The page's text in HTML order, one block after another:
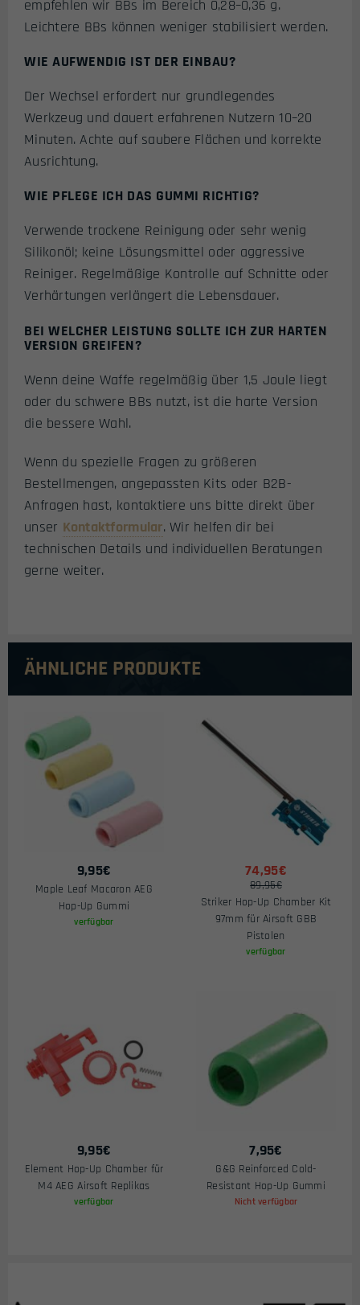
empfehlen wir BBs im Bereich 0,28–0,36 g.
Leichtere BBs können weniger stabilisiert werden.
WIE AUFWENDIG IST DER EINBAU?
Der Wechsel erfordert nur grundlegendes
Werkzeug und dauert erfahrenen Nutzern 10–20
Minuten. Achte auf saubere Flächen und korrekte
Ausrichtung.
WIE PFLEGE ICH DAS GUMMI RICHTIG?
Verwende trockene Reinigung oder sehr wenig
Silikonöl; keine Lösungsmittel oder aggressive
Reiniger. Regelmäßige Kontrolle auf Schnitte oder
Verhärtungen verlängert die Lebensdauer.
BEI WELCHER LEISTUNG SOLLTE ICH ZUR HARTEN
VERSION GREIFEN?
Wenn deine Waffe regelmäßig über 1,5 Joule liegt
oder du schwere BBs nutzt, ist die harte Version
die bessere Wahl.
Wenn du spezielle Fragen zu größeren
Bestellmengen, angepassten Kits oder B2B-
Anfragen hast, kontaktiere uns bitte direkt über
unser Kontaktformular. Wir helfen dir bei
technischen Details und individuellen Beratungen
gerne weiter.
ÄHNLICHE PRODUKTE
9,95€
Maple Leaf Macaron AEG
Hop-Up Gummi
verfügbar
74,95€
89,95€
Striker Hop-Up Chamber Kit
97mm für Airsoft GBB
Pistolen
verfügbar
9,95€
Element Hop-Up Chamber für
M4 AEG Airsoft Replikas
verfügbar
7,95€
G&G Reinforced Cold-
Resistant Hop-Up Gummi
Nicht verfügbar